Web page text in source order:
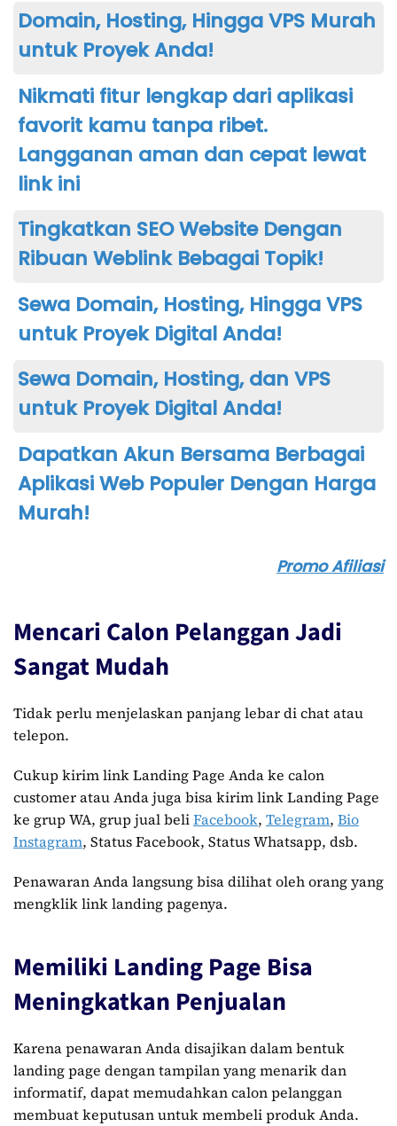
Domain, Hosting, Hingga VPS Murah
untuk Proyek Anda!
Nikmati fitur lengkap dari aplikasi
favorit kamu tanpa ribet.
Langganan aman dan cepat lewat
link ini
Tingkatkan SEO Website Dengan
Ribuan Weblink Bebagai Topik!
Sewa Domain, Hosting, Hingga VPS
untuk Proyek Digital Anda!
Sewa Domain, Hosting, dan VPS
untuk Proyek Digital Anda!
Dapatkan Akun Bersama Berbagai
Aplikasi Web Populer Dengan Harga
Murah!
Promo Afiliasi
Mencari Calon Pelanggan Jadi
Sangat Mudah
Tidak perlu menjelaskan panjang lebar di chat atau
telepon.
Cukup kirim link Landing Page Anda ke calon
customer atau Anda juga bisa kirim link Landing Page
ke grup WA, grup jual beliFacebook, Telegram, Bio
Instagram, Status Facebook, Status Whatsapp, dsb.
Penawaran Anda langsung bisa dilihat oleh orang yang
mengklik link landing pagenya.
Memiliki Landing Page Bisa
Meningkatkan Penjualan
Karena penawaran Anda disajikan dalam bentuk
landing page dengan tampilan yang menarik dan
informatif, dapat memudahkan calon pelanggan
membuat keputusan untuk membeli produk Anda.